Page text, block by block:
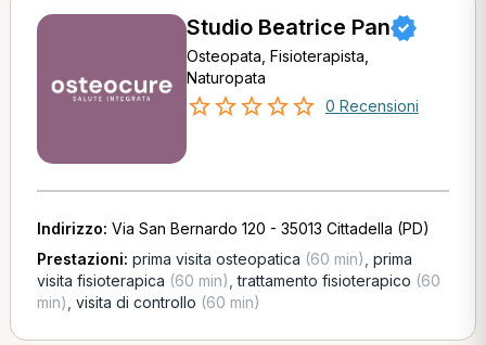
Studio Beatrice Pan
Osteopata, Fisioterapista,
Naturopata
0 Recensioni
Indirizzo: Via San Bernardo 120 - 35013 Cittadella (PD)
Prestazioni: prima visita osteopatica (60 min) prima
visita fisioterapica (60 min) ,trattamento fisioterapico (60
min) visita di controllo (60 min)